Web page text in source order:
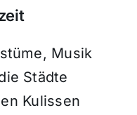
Musik
Städte
Kulissen